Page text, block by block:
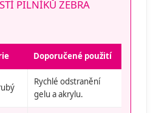
PILNÍKŮ ZEBRA
Doporučené použití
Rychlé odstranění
gelu a akrylu.